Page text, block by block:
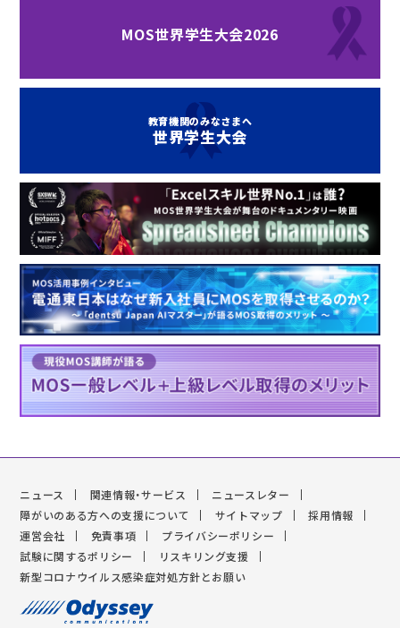
MOS世界学生大会2026
教育機関のみなさまへ
世界学生大会
ニュース 関連情報・サービス
ニュースレター
障がいのある方への支援について
サイトマップ
採用情報
運営会社
免責事項
プライバシーポリシー
試験に関するポリシー
リスキリング支援
新型コロナウイルス感染症対処方針とお願い